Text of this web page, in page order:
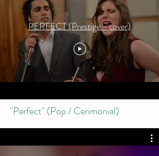
PERFECT (Prestige - cover)
"Perfect" (Pop / Cerimonial)